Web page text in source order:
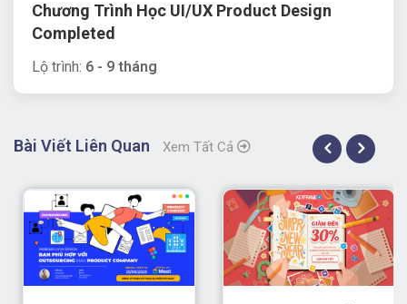
Chương Trình Học UI/UX Product Design
Completed
Lộ trình: 6 - 9 tháng
Bài Viết Liên Quan Xem Tất Cả